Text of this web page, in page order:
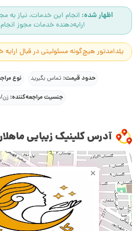
اظهار شده: انجام این خدمات، نیاز به
ارایه‌دهنده خدمات مجوز انجام
یلدامدتور هیچ‌گونه مسئولیتی در قبال
حدود قیمت: تماس بگیرید نوع
جنسیت مراجعه‌کننده:
آدرس کلینیک زیبایی
×